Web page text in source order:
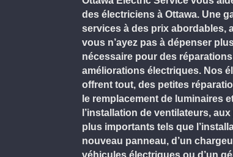
des électriciens à Ottawa. Une
services à des prix abordables,
vous n’ayez pas à dépenser
nécessaire pour des
améliorations électriques. Nos
offrent tout, des petites
le remplacement de luminaires
l’installation de ventilateurs,
plus importants tels que
nouveau panneau, d’un
véhicules électriques ou d’un